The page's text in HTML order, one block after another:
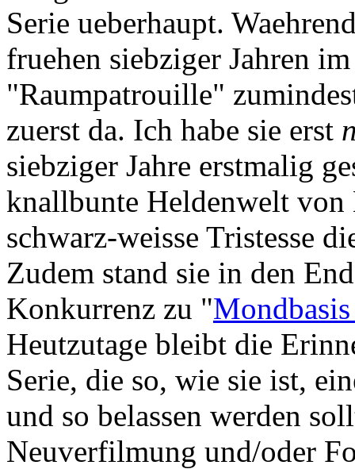
Serie ueberhaupt.
fruehen siebziger Jahren
"Raumpatrouille"
zuerst da. Ich habe sie erst
siebziger Jahre erstmalig
knallbunte Heldenwelt
schwarz-weisse Tristesse
Zudem stand sie in den
Konkurrenz zu "
Heutzutage bleibt die
Serie, die so, wie sie ist,
und so belassen werden
Neuverfilmung und/oder